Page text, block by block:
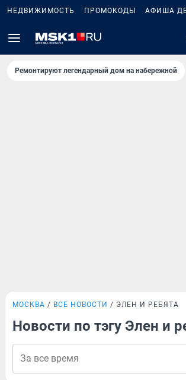
НЕДВИЖИМОСТЬ ПРОМОКОДЫ АФИША
Ремонтируют легендарный дом на набережной
МОСКВА ВСЕ НОВОСТИ ЭЛЕН И РЕБЯТА
Новости по тэгу Элен и